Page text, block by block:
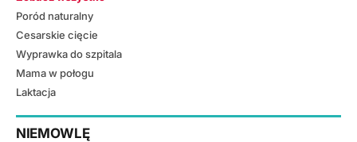
Poród naturalny
Cesarskie cięcie
Wyprawka do szpitala
Mama w połogu
Laktacja
NIEMOWLĘ